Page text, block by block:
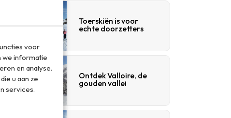
voor
we informatie
en analyse.
u aan ze
services.
Toerskiën is voor
echte doorzetters
Ontdek Valloire, de
gouden vallei